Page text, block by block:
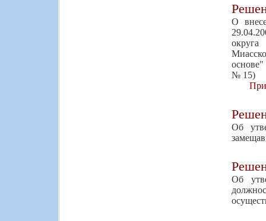
О
округа
основе"
№ 15)
Об
Об